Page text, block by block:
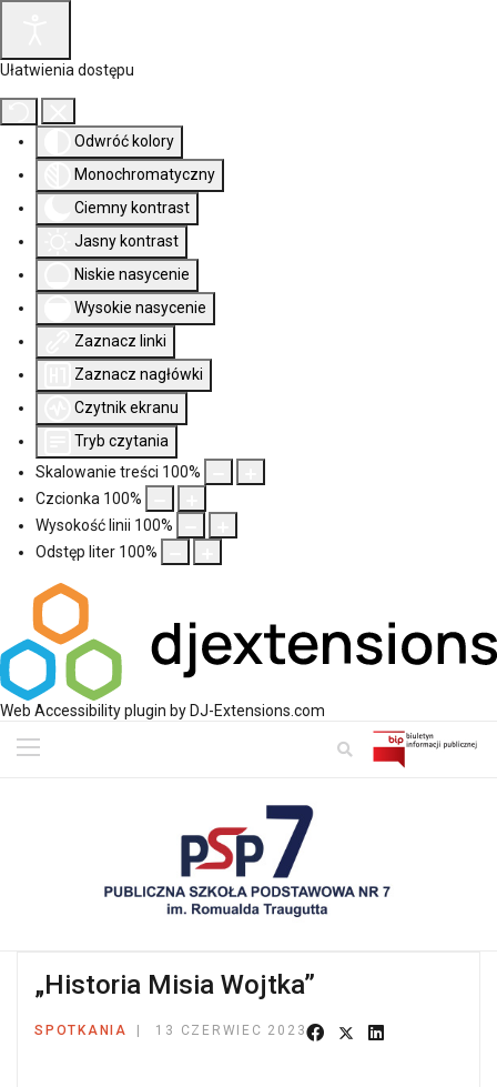
Ułatwienia dostępu
Odwróć kolory
Monochromatyczny
Ciemny kontrast
Jasny kontrast
Niskie nasycenie
Wysokie nasycenie
Zaznacz linki
Zaznacz nagłówki
Czytnik ekranu
Tryb czytania
Skalowanie treści 100%
Czcionka 100%
Wysokość linii 100%
Odstęp liter 100%
Web Accessibility plugin by DJ-Extensions.com
„Historia Misia Wojtka”
SPOTKANIA 13 CZERWIEC 2023